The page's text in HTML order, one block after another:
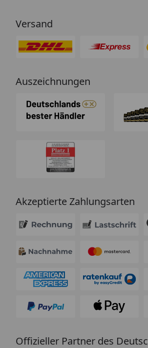
Versand
Auszeichnungen
Akzeptierte Zahlungsarten
Offizieller Partner des